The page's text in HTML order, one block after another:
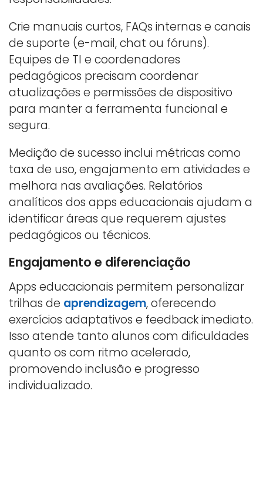
Crie manuais curtos, FAQs internas e canais
de suporte (e-mail, chat ou fóruns).
Equipes de TI e coordenadores
pedagógicos precisam coordenar
atualizações e permissões de dispositivo
para manter a ferramenta funcional e
segura.
Medição de sucesso inclui métricas como
taxa de uso, engajamento em atividades e
melhora nas avaliações. Relatórios
analíticos dos apps educacionais ajudam a
identificar áreas que requerem ajustes
pedagógicos ou técnicos.
Engajamento e diferenciação
Apps educacionais permitem personalizar
trilhas de aprendizagem, oferecendo
exercícios adaptativos e feedback imediato.
Isso atende tanto alunos com dificuldades
quanto os com ritmo acelerado,
promovendo inclusão e progresso
individualizado.